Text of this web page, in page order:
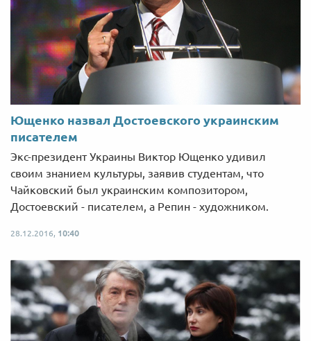
Ющенко назвал Достоевского украинским
писателем
Экс-президент Украины Виктор Ющенко удивил
своим знанием культуры, заявив студентам, что
Чайковский был украинским композитором,
Достоевский - писателем, а Репин - художником.
28.12.2016, 10:40